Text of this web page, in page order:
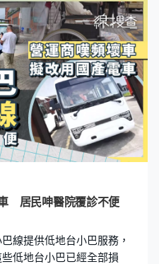
。 背對安檢員取行李 突遭
道，涉事女遊客今年2月
D過安檢時，當她把外套與
門時響起警示音。在男安
安檢門，確認無異常後，
當她背對伊藤取行李時，
然襲胸，感覺右胸被「捏
伴侶開玩笑，回頭卻看到
伊藤竟然回話「快說謝謝
場就用英文大聲喊叫與抗
憤怒揪起對方的工作證確
作，甚至跟旁邊的人用日
低頭不語扮工作 跟旁人用
居民呻醫院覆診不便
線提供低地台小巴服務，
低地台小巴已經全部損